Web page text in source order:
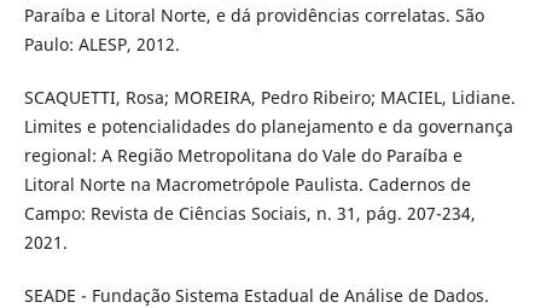
Paraíba e Litoral Norte, e dá providências correlatas. São
Paulo: ALESP, 2012.
SCAQUETTI, Rosa; MOREIRA, Pedro Ribeiro; MACIEL, Lidiane.
Limites e potencialidades do planejamento e da governança
regional: A Região Metropolitana do Vale do Paraíba e
Litoral Norte na Macrometrópole Paulista. Cadernos de
Campo: Revista de Ciências Sociais, n. 31, pág. 207-234,
2021.
SEADE - Fundação Sistema Estadual de Análise de Dados.